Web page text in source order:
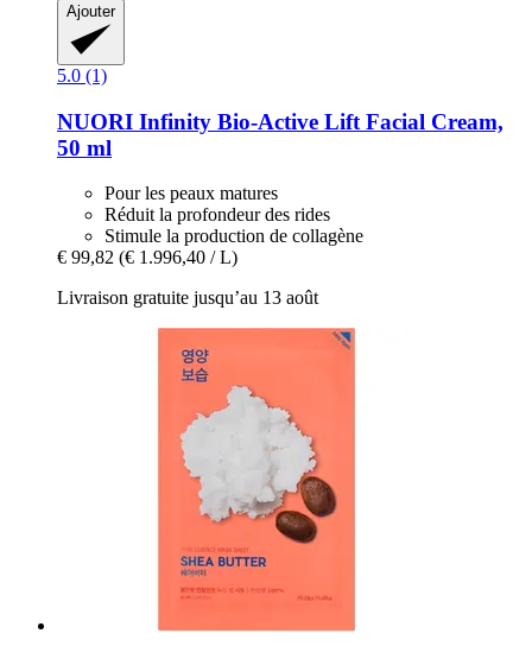
Ajouter
5.0 (1)
NUORI Infinity Bio-​Active Lift Facial Cream,
50 ml
Pour les peaux matures
Réduit la profondeur des rides
Stimule la production de collagène
€ 99,82 (€ 1.996,40 / L)
Livraison gratuite jusqu’au 13 août